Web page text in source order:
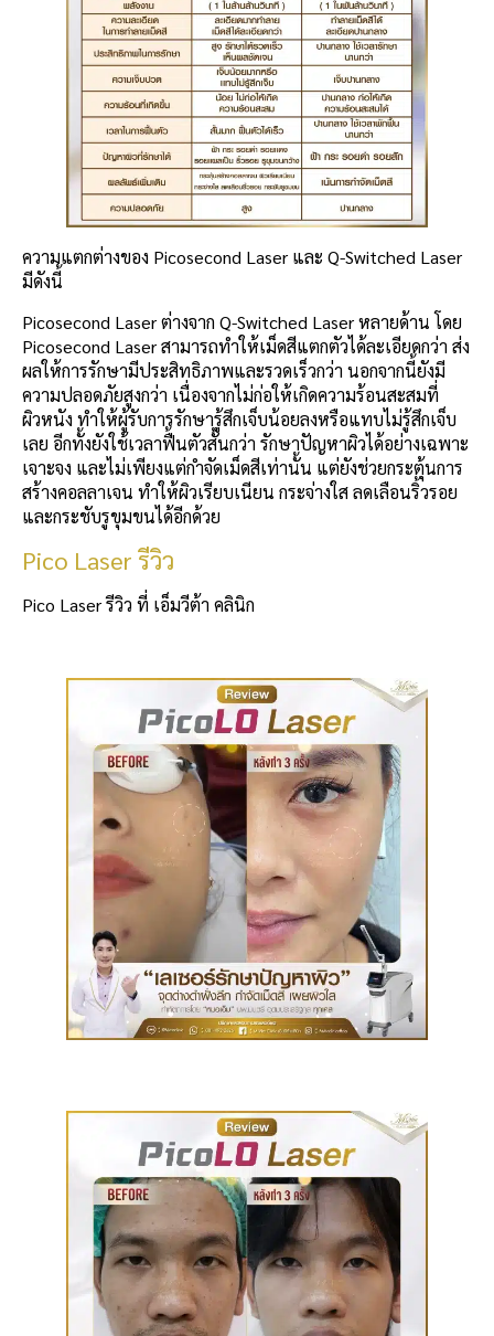
ความแตกต่างของ Picosecond Laser และ Q-Switched Laser
มีดังนี้
Picosecond Laser ต่างจาก Q-Switched Laser หลายด้าน โดย
Picosecond Laser สามารถทำให้เม็ดสีแตกตัวได้ละเอียดกว่า ส่ง
ผลให้การรักษามีประสิทธิภาพและรวดเร็วกว่า นอกจากนี้ยังมี
ความปลอดภัยสูงกว่า เนื่องจากไม่ก่อให้เกิดความร้อนสะสมที่
ผิวหนัง ทำให้ผู้รับการรักษารู้สึกเจ็บน้อยลงหรือแทบไม่รู้สึกเจ็บ
เลย อีกทั้งยังใช้เวลาฟื้นตัวสั้นกว่า รักษาปัญหาผิวได้อย่างเฉพาะ
เจาะจง และไม่เพียงแต่กำจัดเม็ดสีเท่านั้น แต่ยังช่วยกระตุ้นการ
สร้างคอลลาเจน ทำให้ผิวเรียบเนียน กระจ่างใส ลดเลือนริ้วรอย
และกระชับรูขุมขนได้อีกด้วย
Pico Laser รีวิว
Pico Laser รีวิว ที่ เอ็มวีต้า คลินิก